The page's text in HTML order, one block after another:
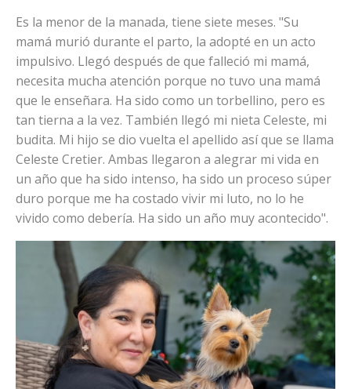
Es la menor de la manada, tiene siete meses. "Su
mamá murió durante el parto, la adopté en un acto
impulsivo. Llegó después de que falleció mi mamá,
necesita mucha atención porque no tuvo una mamá
que le enseñara. Ha sido como un torbellino, pero es
tan tierna a la vez. También llegó mi nieta Celeste, mi
budita. Mi hijo se dio vuelta el apellido así que se llama
Celeste Cretier. Ambas llegaron a alegrar mi vida en
un año que ha sido intenso, ha sido un proceso súper
duro porque me ha costado vivir mi luto, no lo he
vivido como debería. Ha sido un año muy acontecido".